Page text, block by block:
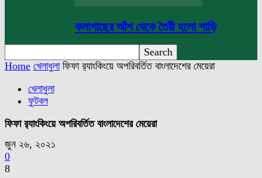
কলাগাছের আঁশ থেকে তৈরী হলো শাড়ি
Home খেলাধুলা ফিফা র‌্যাংকিংয়ে অপরিবর্তিত বাংলাদেশের মেয়েরা
খেলাধুলা
ফুটবল
ফিফা র‌্যাংকিংয়ে অপরিবর্তিত বাংলাদেশের মেয়েরা
জুন ২৬, ২০২১
0
8